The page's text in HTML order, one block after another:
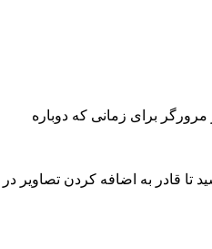
برای زمانی که دوباره
تا قادر به اضافه کردن تصاویر در